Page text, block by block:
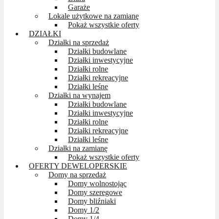
Garaże
Lokale użytkowe na zamianę
Pokaż wszystkie oferty
DZIAŁKI
Działki na sprzedaż
Działki budowlane
Działki inwestycyjne
Działki rolne
Działki rekreacyjne
Działki leśne
Działki na wynajem
Działki budowlane
Działki inwestycyjne
Działki rolne
Działki rekreacyjne
Działki leśne
Działki na zamianę
Pokaż wszystkie oferty
OFERTY DEWELOPERSKIE
Domy na sprzedaż
Domy wolnostojąc
Domy szeregowe
Domy bliźniaki
Domy 1/2